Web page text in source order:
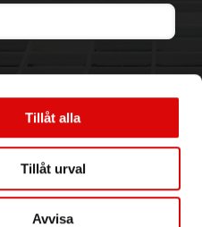
Tillåt alla
Tillåt urval
Avvisa
nyhetsbrevet.